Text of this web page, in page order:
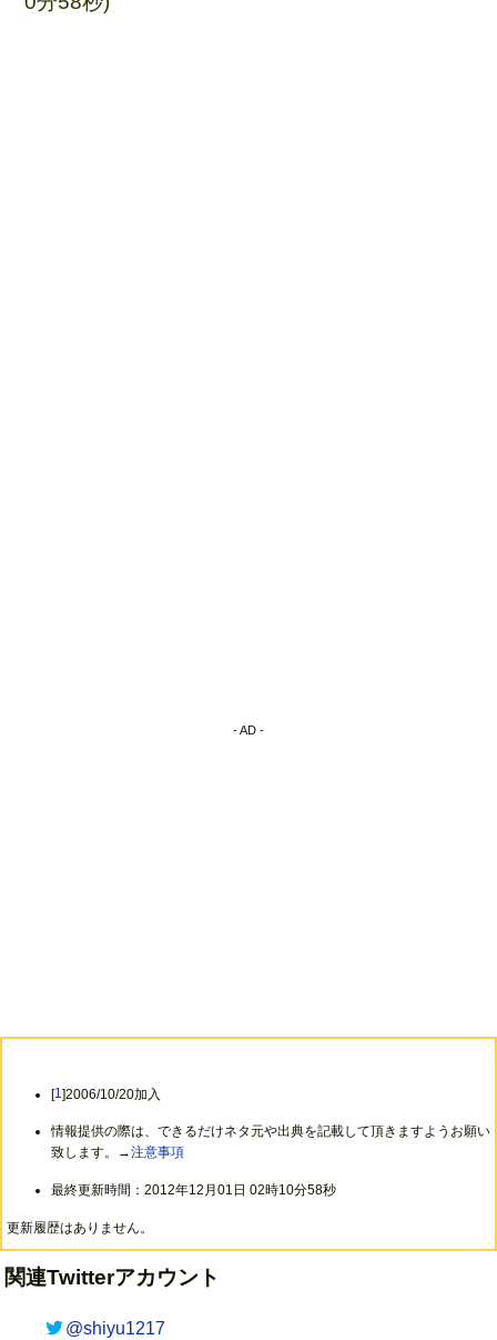
- AD -
[1]2006/10/20加入
情報提供の際は、できるだけネタ元や出典を記載して頂きますようお願い
致します。→注意事項
最終更新時間：2012年12月01日 02時10分58秒
更新履歴はありません。
関連Twitterアカウント
@shiyu1217